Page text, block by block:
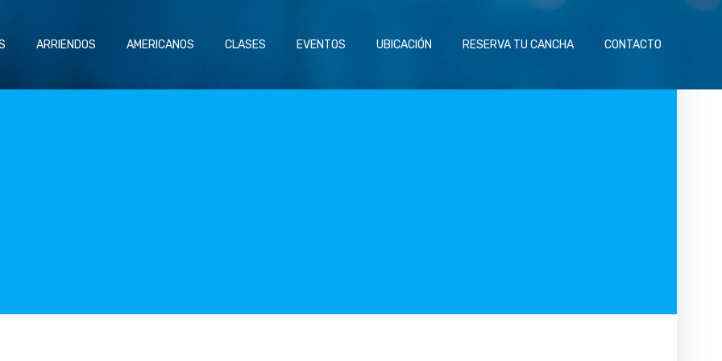
ARRIENDOS AMERICANOS CLASES EVENTOS UBICACIÓN RESERVA TU CANCHA CONTACTO